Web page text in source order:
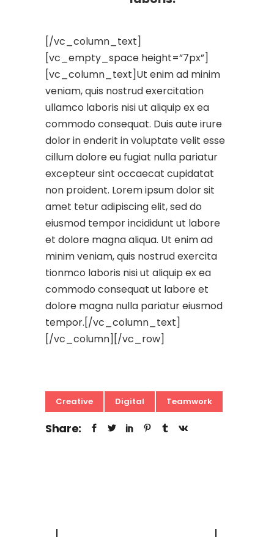
[/vc_column_text]
[vc_empty_space height=”7px”]
[vc_column_text]Ut enim ad minim
veniam, quis nostrud exercitation
ullamco laboris nisi ut aliquip ex ea
commodo consequat. Duis aute irure
dolor in enderit in voluptate velit esse
cillum dolore eu fugiat nulla pariatur
excepteur sint occaecat cupidatat
non proident. Lorem ipsum dolor sit
amet tetur adipiscing elit, sed do
eiusmod tempor incididunt ut labore
et dolore magna aliqua. Ut enim ad
minim veniam, quis nostrud exercita
tionmco laboris nisi ut aliquip ex ea
commodo consequat ut labore et
dolore magna nulla pariatur eiusmod
tempor.[/vc_column_text]
[/vc_column][/vc_row]
Creative Digital Teamwork
Share: